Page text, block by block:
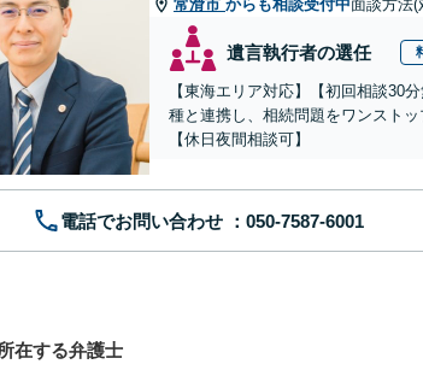
常滑市 からも相談受付中面談方法(
遺言執行者の選任
【東海エリア対応】【初回相談30
種と連携し、相続問題をワンスト
【休日夜間相談可】
電話でお問い合わせ
在する弁護士